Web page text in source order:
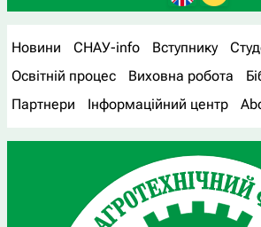
Новини СНАУ-info Вступнику
Освітній процес
Виховна робота
Партнери
Інформаційний центр